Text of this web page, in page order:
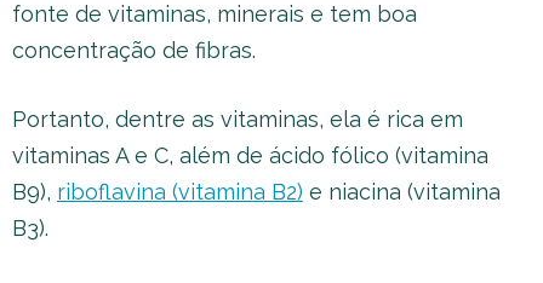
fonte de vitaminas, minerais e tem boa
concentração de fibras.
Portanto, dentre as vitaminas, ela é rica em
vitaminas A e C, além de ácido fólico (vitamina
B9), riboflavina (vitamina B2) e niacina (vitamina
B3).